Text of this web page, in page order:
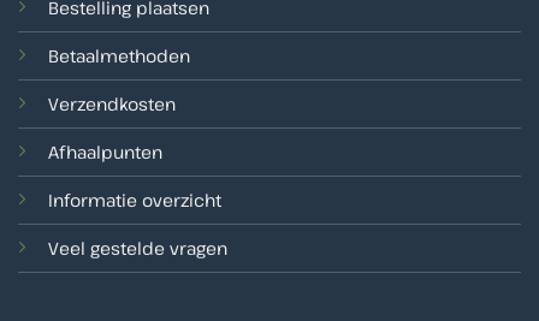
Bestelling plaatsen
Betaalmethoden
Verzendkosten
Afhaalpunten
Informatie overzicht
Veel gestelde vragen